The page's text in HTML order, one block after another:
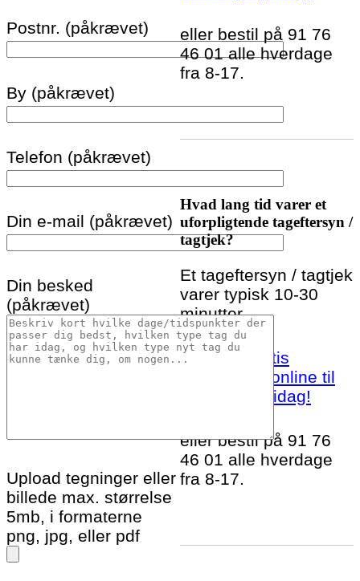
Postnr. (påkrævet)
By (påkrævet)
Telefon (påkrævet)
Din e-mail (påkrævet)
Din besked
(påkrævet)
Upload tegninger eller
billede max. størrelse
5mb, i formaterne
png, jpg, eller pdf
eller bestil på 91 76
46 01 alle hverdage
fra 8-17.
Hvad lang tid varer et
uforpligtende tageftersyn /
tagtjek?
Et tageftersyn / tagtjek
varer typisk 10-30
minutter.
Bestil et gratis
tageftersyn online til
Glamsbjerg idag!
eller bestil på 91 76
46 01 alle hverdage
fra 8-17.